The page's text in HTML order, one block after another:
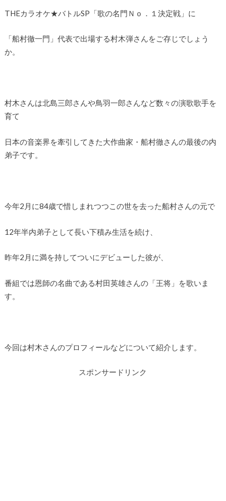
THEカラオケ★バトルSP「歌の名門Ｎｏ．１決定戦」に
「船村徹一門」代表で出場する村木弾さんをご存じでしょう
か。
村木さんは北島三郎さんや鳥羽一郎さんなど数々の演歌歌手を
育て
日本の音楽界を牽引してきた大作曲家・船村徹さんの最後の内
弟子です。
今年2月に84歳で惜しまれつつこの世を去った船村さんの元で
12年半内弟子として長い下積み生活を続け、
昨年2月に満を持してついにデビューした彼が、
番組では恩師の名曲である村田英雄さんの「王将」を歌いま
す。
今回は村木さんのプロフィールなどについて紹介します。
スポンサードリンク